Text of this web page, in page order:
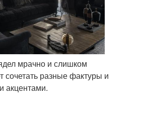
мрачно и слишком
сочетать разные фактуры и
акцентами.